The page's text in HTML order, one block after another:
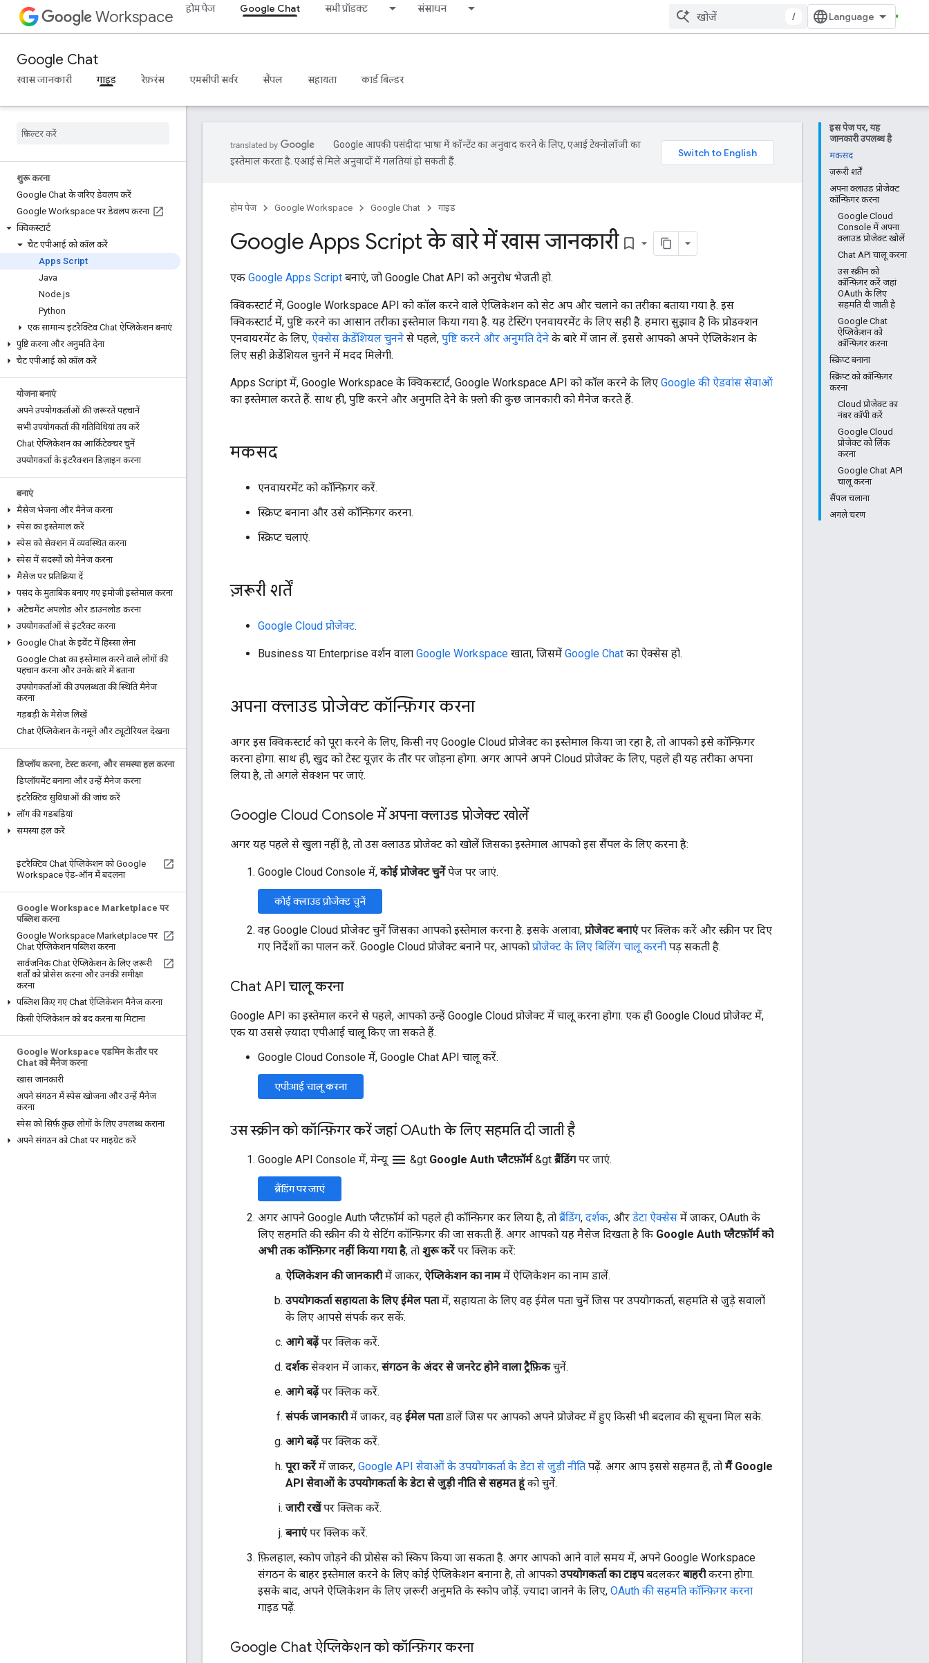
Workspace होम पेज Google Chat सभी प्रॉडक्ट संसाधन
/
Google Chat
खास जानकारी गाइड रेफ़रंस एमसीपी सर्वर सैंपल सहायता कार्ड बिल्डर
शुरू करना
Google Chat के ज़रिए डेवलप करें
Google Workspace पर डेवलप करना
क्विकस्टार्ट
चैट एपीआई को कॉल करें
Apps Script
Java
Node.js
Python
एक सामान्य इंटरैक्टिव Chat ऐप्लिकेशन बनाएं
पुष्टि करना और अनुमति देना
चैट एपीआई को कॉल करें
योजना बनाएं
अपने उपयोगकर्ताओं की ज़रूरतें पहचानें
सभी उपयोगकर्ता की गतिविधियां तय करें
Chat ऐप्लिकेशन का आर्किटेक्चर चुनें
उपयोगकर्ता के इंटरैक्शन डिज़ाइन करना
बनाएं
मैसेज भेजना और मैनेज करना
स्पेस का इस्तेमाल करें
स्पेस को सेक्शन में व्यवस्थित करना
स्पेस में सदस्यों को मैनेज करना
मैसेज पर प्रतिक्रिया दें
पसंद के मुताबिक बनाए गए इमोजी इस्तेमाल करना
अटैचमेंट अपलोड और डाउनलोड करना
उपयोगकर्ताओं से इंटरैक्ट करना
Google Chat के इवेंट में हिस्सा लेना
Google Chat का इस्तेमाल करने वाले लोगों की
पहचान करना और उनके बारे में बताना
उपयोगकर्ताओं की उपलब्धता की स्थिति मैनेज
करना
गड़बड़ी के मैसेज लिखें
Chat ऐप्लिकेशन के नमूने और ट्यूटोरियल देखना
डिप्लॉय करना, टेस्ट करना, और समस्या हल करना
डिप्लॉयमेंट बनाना और उन्हें मैनेज करना
इंटरैक्टिव सुविधाओं की जांच करें
लॉग की गड़बड़ियां
समस्या हल करें
इंटरैक्टिव Chat ऐप्लिकेशन को Google
Workspace ऐड-ऑन में बदलना
Google Workspace Marketplace पर
पब्लिश करना
Google Workspace Marketplace पर
Chat ऐप्लिकेशन पब्लिश करना
सार्वजनिक Chat ऐप्लिकेशन के लिए ज़रूरी
शर्तों को प्रोसेस करना और उनकी समीक्षा
करना
पब्लिश किए गए Chat ऐप्लिकेशन मैनेज करना
किसी ऐप्लिकेशन को बंद करना या मिटाना
Google Workspace एडमिन के तौर पर
Chat को मैनेज करना
खास जानकारी
अपने संगठन में स्पेस खोजना और उन्हें मैनेज
करना
स्पेस को सिर्फ़ कुछ लोगों के लिए उपलब्ध कराना
अपने संगठन को Chat पर माइग्रेट करें
इस पेज पर, यह
जानकारी उपलब्ध है
मकसद
ज़रूरी शर्तें
अपना क्लाउड प्रोजेक्ट
कॉन्फ़िगर करना
Google Cloud
Console में अपना
क्लाउड प्रोजेक्ट खोलें
Chat API चालू करना
उस स्क्रीन को
कॉन्फ़िगर करें जहां
OAuth के लिए
सहमति दी जाती है
Google Chat
ऐप्लिकेशन को
कॉन्फ़िगर करना
स्क्रिप्ट बनाना
स्क्रिप्ट को कॉन्फ़िगर
करना
Cloud प्रोजेक्ट का
नंबर कॉपी करें
Google Cloud
प्रोजेक्ट को लिंक
करना
Google Chat API
चालू करना
सैंपल चलाना
अगले चरण
Google आपकी पसंदीदा भाषा में कॉन्टेंट का अनुवाद करने के लिए, एआई टेक्नोलॉजी का
इस्तेमाल करता है. एआई से मिले अनुवादों में गलतियां हो सकती हैं.
होम पेज Google Workspace Google Chat गाइड
Google Apps Script के बारे में खास जानकारी bookmark_border
एक Google Apps Script बनाएं, जो Google Chat API को अनुरोध भेजती हो.
क्विकस्टार्ट में, Google Workspace API को कॉल करने वाले ऐप्लिकेशन को सेट अप और चलाने का तरीका बताया गया है. इस
क्विकस्टार्ट में, पुष्टि करने का आसान तरीका इस्तेमाल किया गया है. यह टेस्टिंग एनवायरमेंट के लिए सही है. हमारा सुझाव है कि प्रोडक्शन
एनवायरमेंट के लिए, ऐक्सेस क्रेडेंशियल चुनने से पहले, पुष्टि करने और अनुमति देने के बारे में जान लें. इससे आपको अपने ऐप्लिकेशन के
लिए सही क्रेडेंशियल चुनने में मदद मिलेगी.
Apps Script में, Google Workspace के क्विकस्टार्ट, Google Workspace API को कॉल करने के लिए Google की ऐडवांस सेवाओं
का इस्तेमाल करते हैं. साथ ही, पुष्टि करने और अनुमति देने के फ़्लो की कुछ जानकारी को मैनेज करते हैं.
मकसद
एनवायरमेंट को कॉन्फ़िगर करें.
स्क्रिप्ट बनाना और उसे कॉन्फ़िगर करना.
स्क्रिप्ट चलाएं.
ज़रूरी शर्तें
Google Cloud प्रोजेक्ट.
Business या Enterprise वर्शन वाला Google Workspace खाता, जिसमें Google Chat का ऐक्सेस हो.
अपना क्लाउड प्रोजेक्ट कॉन्फ़िगर करना
अगर इस क्विकस्टार्ट को पूरा करने के लिए, किसी नए Google Cloud प्रोजेक्ट का इस्तेमाल किया जा रहा है, तो आपको इसे कॉन्फ़िगर
करना होगा. साथ ही, खुद को टेस्ट यूज़र के तौर पर जोड़ना होगा. अगर आपने अपने Cloud प्रोजेक्ट के लिए, पहले ही यह तरीका अपना
लिया है, तो अगले सेक्शन पर जाएं.
Google Cloud Console में अपना क्लाउड प्रोजेक्ट खोलें
अगर यह पहले से खुला नहीं है, तो उस क्लाउड प्रोजेक्ट को खोलें जिसका इस्तेमाल आपको इस सैंपल के लिए करना है:
Google Cloud Console में, कोई प्रोजेक्ट चुनेंपेज पर जाएं.
कोई क्लाउड प्रोजेक्ट चुनें
वह Google Cloud प्रोजेक्ट चुनें जिसका आपको इस्तेमाल करना है. इसके अलावा, प्रोजेक्ट बनाएंपर क्लिक करें और स्क्रीन पर दिए
गए निर्देशों का पालन करें. Google Cloud प्रोजेक्ट बनाने पर, आपको प्रोजेक्ट के लिए बिलिंग चालू करनी पड़ सकती है.
Chat API चालू करना
Google API का इस्तेमाल करने से पहले, आपको उन्हें Google Cloud प्रोजेक्ट में चालू करना होगा. एक ही Google Cloud प्रोजेक्ट में,
एक या उससे ज़्यादा एपीआई चालू किए जा सकते हैं.
Google Cloud Console में, Google Chat API चालू करें.
एपीआई चालू करना
उस स्क्रीन को कॉन्फ़िगर करें जहां OAuth के लिए सहमति दी जाती है
Google API Console में, मेन्यू menu &gt Google Auth प्लैटफ़ॉर्म &gt ब्रैंडिंगपर जाएं.
ब्रैंडिंग पर जाएं
अगर आपने Google Auth प्लैटफ़ॉर्म को पहले ही कॉन्फ़िगर कर लिया है, तो ब्रैंडिंग, दर्शक, और डेटा ऐक्सेस में जाकर, OAuth के
लिए सहमति की स्क्रीन की ये सेटिंग कॉन्फ़िगर की जा सकती हैं. अगर आपको यह मैसेज दिखता है कि Google Auth प्लैटफ़ॉर्म को
अभी तक कॉन्फ़िगर नहीं किया गया है, तो शुरू करेंपर क्लिक करें:
ऐप्लिकेशन की जानकारीमें जाकर, ऐप्लिकेशन का नाममें ऐप्लिकेशन का नाम डालें.
उपयोगकर्ता सहायता के लिए ईमेल पतामें, सहायता के लिए वह ईमेल पता चुनें जिस पर उपयोगकर्ता, सहमति से जुड़े सवालों
के लिए आपसे संपर्क कर सकें.
आगे बढ़ेंपर क्लिक करें.
दर्शकसेक्शन में जाकर, संगठन के अंदर से जनरेट होने वाला ट्रैफ़िकचुनें.
आगे बढ़ेंपर क्लिक करें.
संपर्क जानकारीमें जाकर, वह ईमेल पताडालें जिस पर आपको अपने प्रोजेक्ट में हुए किसी भी बदलाव की सूचना मिल सके.
आगे बढ़ेंपर क्लिक करें.
पूरा करेंमें जाकर, Google API सेवाओं के उपयोगकर्ता के डेटा से जुड़ी नीति पढ़ें. अगर आप इससे सहमत हैं, तो मैं Google
API सेवाओं के उपयोगकर्ता के डेटा से जुड़ी नीति से सहमत हूंको चुनें.
जारी रखेंपर क्लिक करें.
बनाएंपर क्लिक करें.
फ़िलहाल, स्कोप जोड़ने की प्रोसेस को स्किप किया जा सकता है. अगर आपको आने वाले समय में, अपने Google Workspace
संगठन के बाहर इस्तेमाल करने के लिए कोई ऐप्लिकेशन बनाना है, तो आपको उपयोगकर्ता का टाइपबदलकर बाहरीकरना होगा.
इसके बाद, अपने ऐप्लिकेशन के लिए ज़रूरी अनुमति के स्कोप जोड़ें. ज़्यादा जानने के लिए, OAuth की सहमति कॉन्फ़िगर करना
गाइड पढ़ें.
Google Chat ऐप्लिकेशन को कॉन्फ़िगर करना